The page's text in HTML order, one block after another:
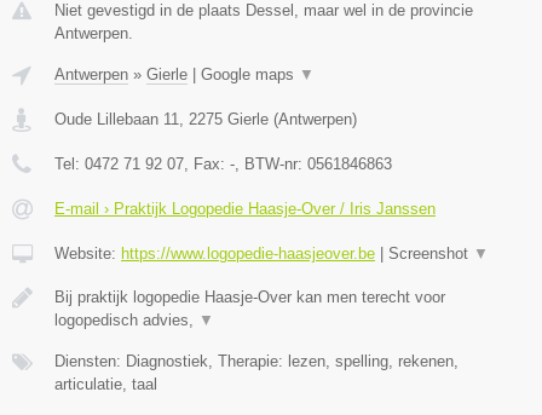
Niet gevestigd in de plaats Dessel, maar wel in de provincie
Antwerpen.
Antwerpen » Gierle Google maps ▼
Oude Lillebaan 11, 2275 Gierle (Antwerpen)
Tel: 0472 71 92 07, Fax: -, BTW-nr: 0561846863
E-mail › Praktijk Logopedie Haasje-Over / Iris Janssen
Website: https://www.logopedie-haasjeover.be Screenshot ▼
Bij praktijk logopedie Haasje-Over kan men terecht voor
logopedisch advies, ▼
Diensten: Diagnostiek, Therapie: lezen, spelling, rekenen,
articulatie, taal